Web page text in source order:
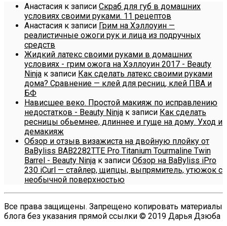
Анастасия к записи Скраб для губ в домашних
условиях своими руками. 11 рецептов
Анастасия к записи Грим на Хэллоуин —
реалистичные ожоги рук и лица из подручных
средств
Жидкий латекс своими руками в домашних
условиях - грим ожога на Хэллоуин 2017 - Beauty
Ninja к записи Как сделать латекс своими руками
дома? Сравнение — клей для ресниц, клей ПВА и
БФ
Нависшее веко. Простой макияж по исправлению
недостатков - Beauty Ninja к записи Как сделать
ресницы обьемнее, длиннее и гуще на дому. Уход и
демакияж
Обзор и отзыв визажиста на двойную плойку от
BaByliss BAB2282TTE Pro Titanium Tourmaline Twin
Barrel - Beauty Ninja к записи Обзор на BaByliss iPro
230 iCurl — стайлер, щипцы, выпрямитель, утюжок с
необычной поверхностью
Все права защищены. Запрещено копировать материалы
блога без указания прямой ссылки © 2019 Дарья Дзюба